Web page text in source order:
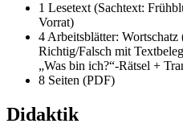
1 Lesetext (Sachtext:
Vorrat)
4 Arbeitsblätter:
Richtig/Falsch mit
„Was bin ich?“-Rätsel +
8 Seiten (PDF)
Didaktik